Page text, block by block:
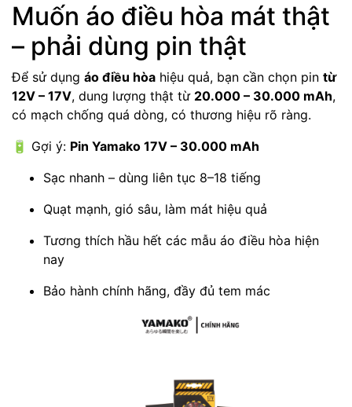
Muốn áo điều hòa mát thật
– phải dùng pin thật
Để sử dụng áo điều hòa hiệu quả, bạn cần chọn pin từ
12V – 17V, dung lượng thật từ 20.000 – 30.000 mAh,
có mạch chống quá dòng, có thương hiệu rõ ràng.
🔋 Gợi ý: Pin Yamako 17V – 30.000 mAh
Sạc nhanh – dùng liên tục 8–18 tiếng
Quạt mạnh, gió sâu, làm mát hiệu quả
Tương thích hầu hết các mẫu áo điều hòa hiện
nay
Bảo hành chính hãng, đầy đủ tem mác